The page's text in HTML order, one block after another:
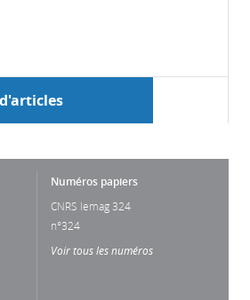
Numéros papiers
CNRS lemag 324
n°324
Voir tous les numéros